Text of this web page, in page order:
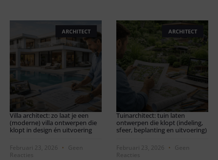
ARCHITECT
Villa architect: zo laat je een
(moderne) villa ontwerpen die
klopt in design én uitvoering
Februari 23, 2026
Geen
Reacties
ARCHITECT
Tuinarchitect: tuin laten
ontwerpen die klopt (indeling,
sfeer, beplanting en uitvoering)
Februari 23, 2026
Geen
Reacties